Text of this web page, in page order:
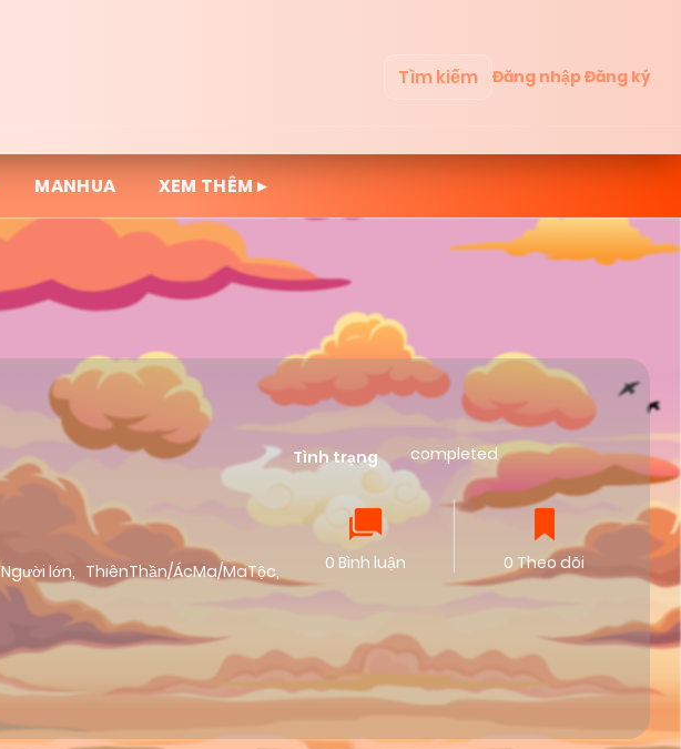
Tìm kiếm Đăng nhậpĐăng ký
MANHUA XEM THÊM ▸
Người lớn, ThiênThần/ÁcMa/MaTộc,
Tình trạng completed
0 Bình luận 0 Theo dõi